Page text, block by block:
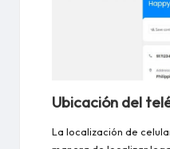
Ubicación del
La localización de